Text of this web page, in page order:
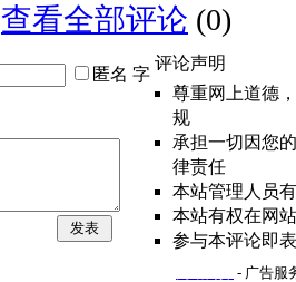
查看全部评论 (0)
匿名 字
发表
评论声明
尊重网上道德
规
承担一切因您
律责任
本站管理人员
本站有权在网
参与本评论即
- 广告服